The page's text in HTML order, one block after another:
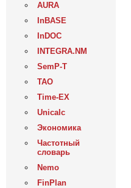
AURA
InBASE
InDOC
INTEGRA.NM
SemP-T
ТАО
Time-EX
Unicalc
Экономика
Частотный
словарь
Nemo
FinPlan